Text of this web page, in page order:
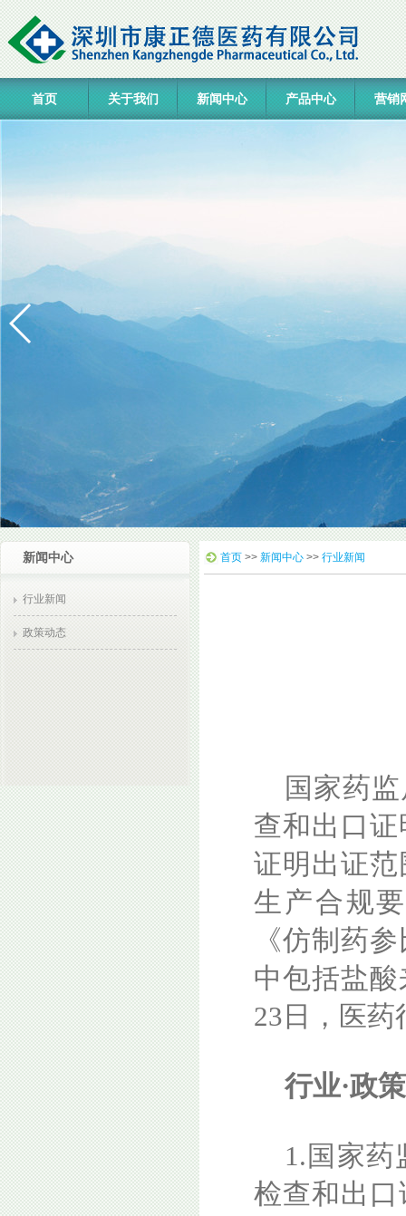
首页 关于我们 新闻中心 产品中心 营销
新闻中心
行业新闻
政策动态
首页 >> 新闻中心 >> 行业新闻
国家药
查和出口
证明出证
生产合规
《仿制药
中包括盐
23日，医
行业·政
1.国家药
检查和出